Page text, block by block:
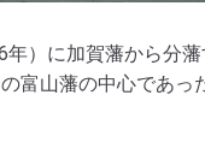
年）に加賀藩から分
富山藩の中心であっ